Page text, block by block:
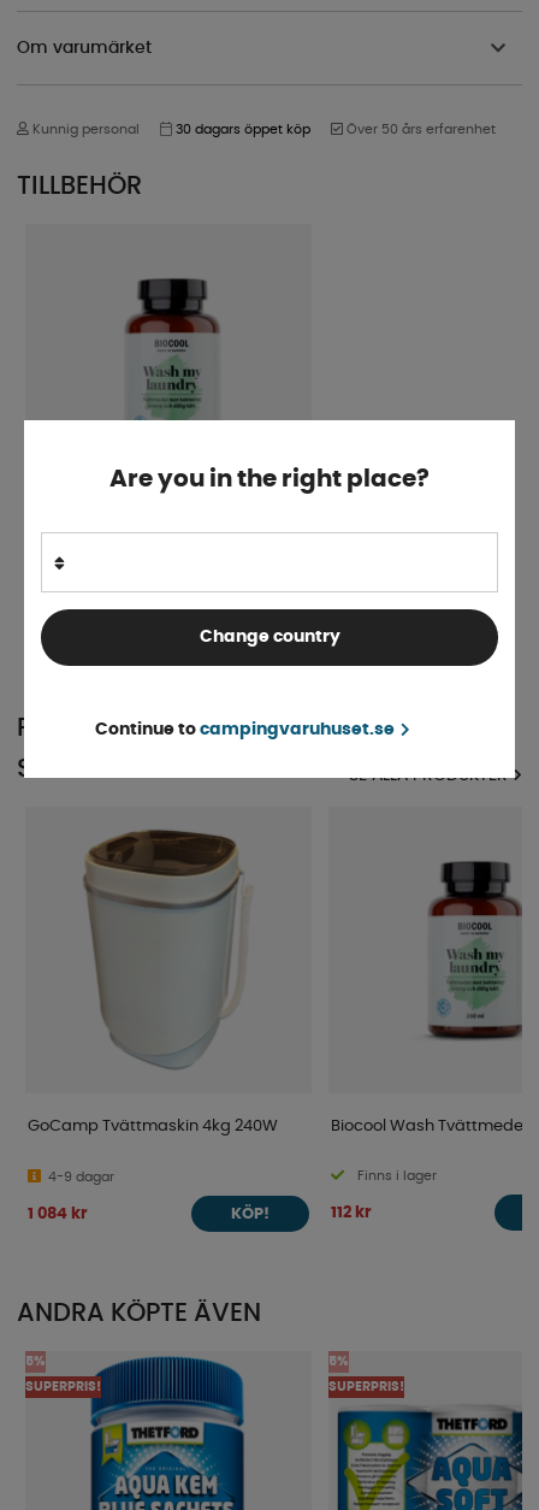
Om varumärket
Kunnig personal 30 dagars öppet köp Över 50 års erfarenhet
TILLBEHÖR
Finns i lager
112 kr KÖP!
POPULÄRT INOM
SAMMA KATEGORI
SE ALLA PRODUKTER
GoCamp Tvättmaskin 4kg 240W
4-9 dagar
1 084 kr KÖP!
Biocool Wash Tvättmedel
Finns i lager
112 kr
ANDRA KÖPTE ÄVEN
5%
SUPERPRIS!
5%
SUPERPRIS!
Are you in the right place?
Change country
Continue to campingvaruhuset.se